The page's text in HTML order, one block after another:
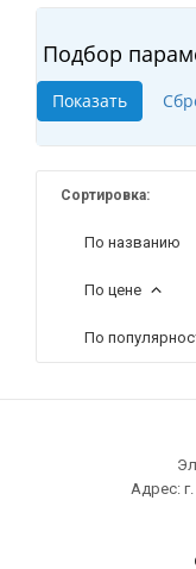
Подбор
Сортировка:
По названию
По цене
По
Адрес: